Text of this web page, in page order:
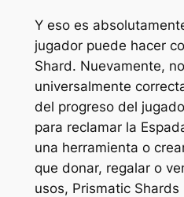
Y eso es
jugador puede hacer
Shard. Nuevamente,
universalmente
del progreso del
para reclamar la
una herramienta o
que donar, regalar o
usos, Prismatic